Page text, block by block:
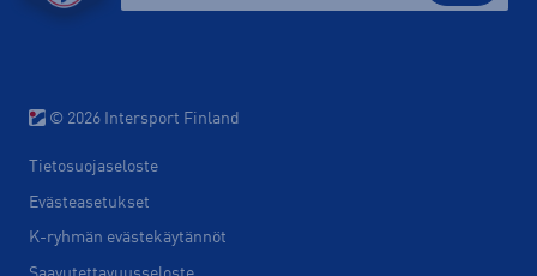
© 2026 Intersport Finland
Tietosuojaseloste
Evästeasetukset
K-ryhmän evästekäytännöt